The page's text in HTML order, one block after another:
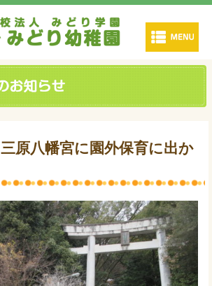
三原八幡宮に園外保育に出か